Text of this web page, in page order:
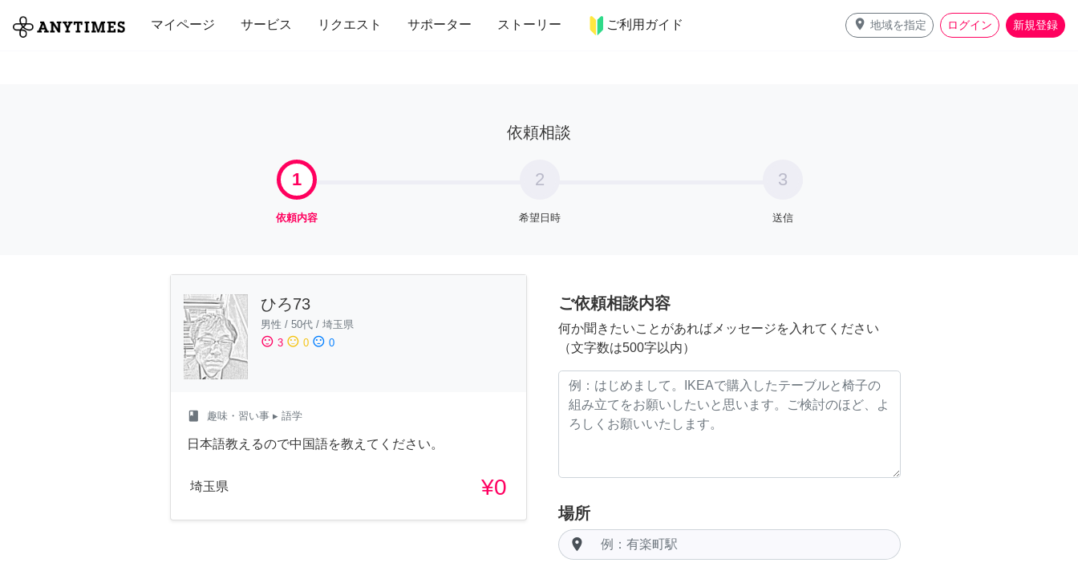
マイページ サービス リクエスト サポーター ストーリー ご利用ガイド place 地域を指定 ログイン 新規登録
全て 修理・組立 家事 引っ越し インテリア 趣味・習い事 ペット 料理
依頼相談
1
依頼内容
2
希望日時
3
送信
ひろ73
男性 / 50代 / 埼玉県
sentiment_satisfied 3 sentiment_neutral 0 sentiment_dissatisfied 0
class 趣味・習い事 ▸ 語学
日本語教えるので中国語を教えてください。
埼玉県 ¥0
ご依頼相談内容
何か聞きたいことがあればメッセージを入れてください
（文字数は500字以内）
場所
room